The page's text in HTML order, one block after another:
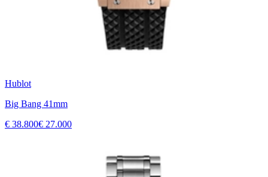
Hublot
Big Bang 41mm
€ 38.800€ 27.000